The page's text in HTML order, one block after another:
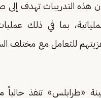
هذه التدريبات تهدف إلى
بما في ذلك
للتعامل مع مختلف
«طرابلس» تنفذ حالياً